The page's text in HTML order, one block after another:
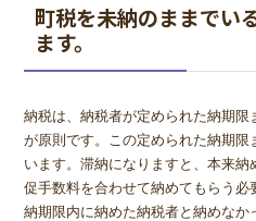
町税を未納のままでい
ます。
納税は、納税者が定められた納期
が原則です。この定められた納期
います。滞納になりますと、本来
促手数料を合わせて納めてもらう
納期限内に納めた納税者と納めなか